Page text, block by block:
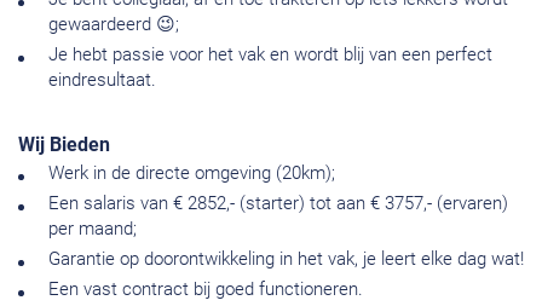
gewaardeerd 😉;
Je hebt passie voor het vak en wordt blij van een perfect
eindresultaat.
Wij Bieden
Werk in de directe omgeving (20km);
Een salaris van € 2852,- (starter) tot aan € 3757,- (ervaren)
per maand;
Garantie op doorontwikkeling in het vak, je leert elke dag wat!
Een vast contract bij goed functioneren.